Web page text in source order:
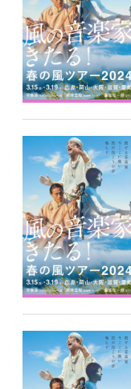
Specials
プロフィール
お問い合わせ